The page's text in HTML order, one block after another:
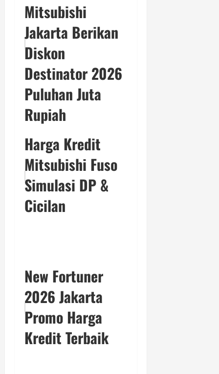
Mitsubishi
Jakarta Berikan
Diskon
Destinator 2026
Puluhan Juta
Rupiah
Harga Kredit
Mitsubishi Fuso
Simulasi DP &
Cicilan
New Fortuner
2026 Jakarta
Promo Harga
Kredit Terbaik